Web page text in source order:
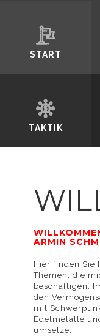
START
TAKTIK
Surfen erklären
Sie sich mit der
einverstanden.
ARMIN
Hier finden Sie
Themen, die
beschäftigen.
den
mit
Edelmetalle
umsetze.